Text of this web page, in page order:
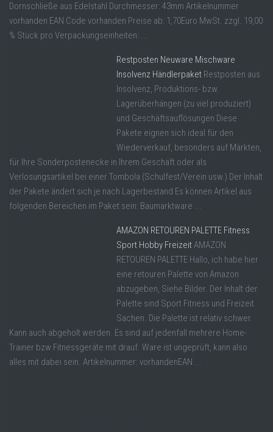
Dornschließe aus Edelstahl Durchmesser: 43mm Artikelnummer
vorhanden EAN Code vorhanden Preise ab: 1,70Euro MwSt. zzgl. 19,00
% Stück pro Verpackungseinheiten: ...
Restposten Neuware Mischware
Insolvenz Händlerpaket Restposten aus
Insolvenz, Produktions- bzw.
Lagerüberhängen (zu viel produziert)
und Geschäftsauflösungen Diese
Pakete eignen sich ideal für den
Wiederverkauf, besonders auf Märkten,
für Ihre Sonderpostenecke in Ihrem Geschäft oder als
Verlosungsartikel bei einer Tombola (Schulfest/Verein usw.) Der Inhalt
der Pakete ändert sich je nach Lagerbestand Es können Artikel aus
folgenden Bereichen im Paket sein: Baumarktware ...
AMAZON RETOUREN PALETTE Fitness
Sport Hobby FreizeitAMAZON
RETOUREN PALETTE Hallo, ich habe hier
eine retouren Palette von Amazon
abzugeben, Siehe Bilder. Der Inhalt der
Palette sind Sport Fitness und Freizeit
Sachen. Die Palette ist relativ schwer.
Kann auch abgeholt werden. Es sind auf jedenfall mehrere Home-
Trainer bzw Fitnessgeräte mit drauf. Ware ist ungeprüft, kann also
alles mit dabei sein. Artikelnummer: vorhandenEAN ...